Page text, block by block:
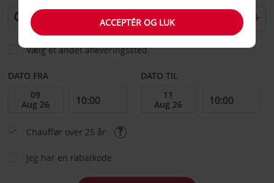
Vælg et andet afleveringssted
DATO FRA DATO TIL
Chauffør over 25 år
Jeg har en rabatkode
ACCEPTÉR OG LUK